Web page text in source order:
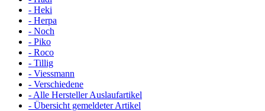
- Heki
- Herpa
- Noch
- Piko
- Roco
- Tillig
- Viessmann
- Verschiedene
- Alle Hersteller Auslaufartikel
- Übersicht gemeldeter Artikel